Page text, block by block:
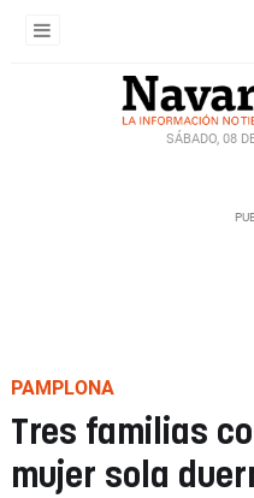
SÁBADO, 08
PAMPLONA
Tres familias
mujer sola